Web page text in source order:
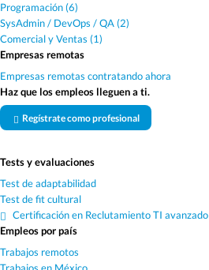
Programación (6)
SysAdmin / DevOps / QA (2)
Comercial y Ventas (1)
Empresas remotas
Empresas remotas contratando ahora
Haz que los empleos lleguen a ti.
Regístrate como profesional
Tests y evaluaciones
Test de adaptabilidad
Test de fit cultural
Certificación en Reclutamiento TI avanzado
Empleos por país
Trabajos remotos